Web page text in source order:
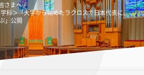
さまへ
学科＞「大学から始めたラクロスで日本代表に。
」公開